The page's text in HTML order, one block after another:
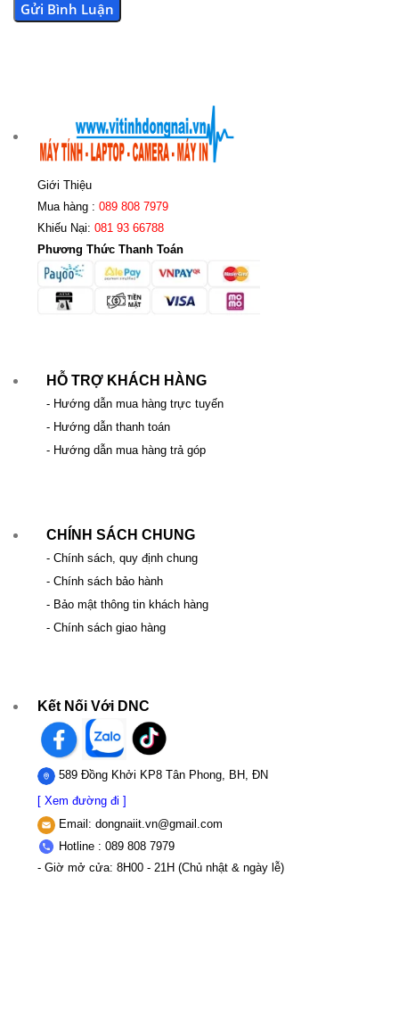
Giới Thiệu
Mua hàng : 089 808 7979
Khiếu Nại: 081 93 66788
Phương Thức Thanh Toán
HỖ TRỢ KHÁCH HÀNG
- Hướng dẫn mua hàng trực tuyến
- Hướng dẫn thanh toán
- Hướng dẫn mua hàng trả góp
CHÍNH SÁCH CHUNG
- Chính sách, quy định chung
- Chính sách bảo hành
- Bảo mật thông tin khách hàng
- Chính sách giao hàng
Kết Nối Với DNC
589 Đồng Khởi KP8 Tân Phong, BH, ĐN
[ Xem đường đi ]
Email: dongnaiit.vn@gmail.com
Hotline : 089 808 7979
- Giờ mở cửa: 8H00 - 21H (Chủ nhật & ngày lễ)